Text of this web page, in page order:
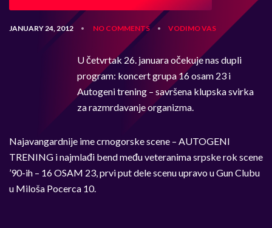
JANUARY 24, 2012 • NO COMMENTS • VODIMO VAS
U četvrtak 26. januara očekuje nas dupli
program: koncert grupa 16 osam 23 i
Autogeni trening – savršena klupska svirka
za razmrdavanje organizma.
Najavangardnije ime crnogorske scene – AUTOGENI
TRENING i najmlađi bend među veteranima srpske rok scene
’90-ih – 16 OSAM 23, prvi put dele scenu upravo u Gun Clubu
u Miloša Pocerca 10.